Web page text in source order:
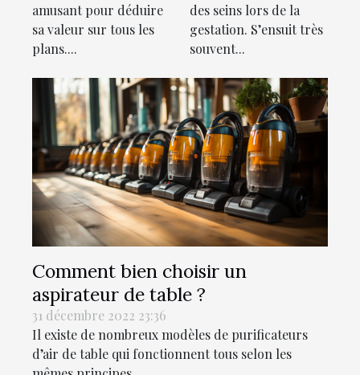
amusant pour déduire
sa valeur sur tous les
plans....
des seins lors de la
gestation. S’ensuit très
souvent...
Comment bien choisir un
aspirateur de table ?
31 décembre 2022 23:36
Il existe de nombreux modèles de purificateurs
d’air de table qui fonctionnent tous selon les